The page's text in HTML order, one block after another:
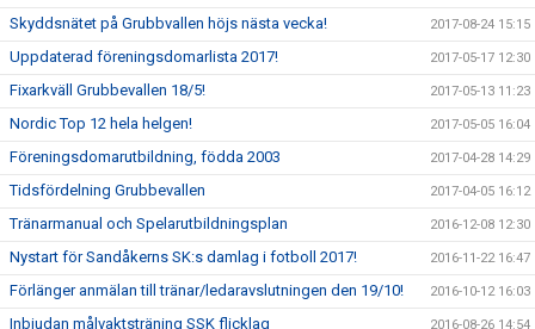
Skyddsnätet på Grubbvallen höjs nästa vecka! 2017-08-24 15:15
Uppdaterad föreningsdomarlista 2017! 2017-05-17 12:30
Fixarkväll Grubbevallen 18/5! 2017-05-13 11:23
Nordic Top 12 hela helgen! 2017-05-05 16:04
Föreningsdomarutbildning, födda 2003 2017-04-28 14:29
Tidsfördelning Grubbevallen 2017-04-05 16:12
Tränarmanual och Spelarutbildningsplan 2016-12-08 12:30
Nystart för Sandåkerns SK:s damlag i fotboll 2017! 2016-11-22 16:47
Förlänger anmälan till tränar/ledaravslutningen den 19/10! 2016-10-12 16:03
Inbjudan målvaktsträning SSK flicklag 2016-08-26 14:54